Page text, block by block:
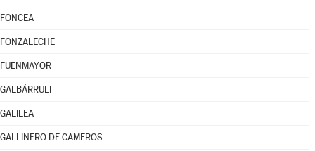
FONCEA
FONZALECHE
FUENMAYOR
GALBÁRRULI
GALILEA
GALLINERO DE CAMEROS